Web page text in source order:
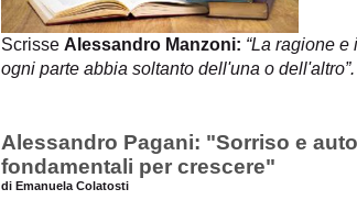
Scrisse Alessandro Manzoni: “La ragione
ogni parte abbia soltanto dell'una o dell'altro”.
Alessandro Pagani: "Sorriso e
fondamentali per crescere"
di Emanuela Colatosti